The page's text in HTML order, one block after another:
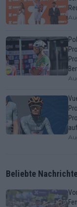
Beliebte